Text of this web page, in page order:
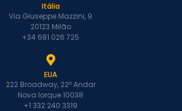
Itália
Via Giuseppe Mazzini, 9
20123 Milão
+34 681 026 725
EUA
222 Broadway, 22º Andar
Nova Iorque 10038
+1 332 240 3319